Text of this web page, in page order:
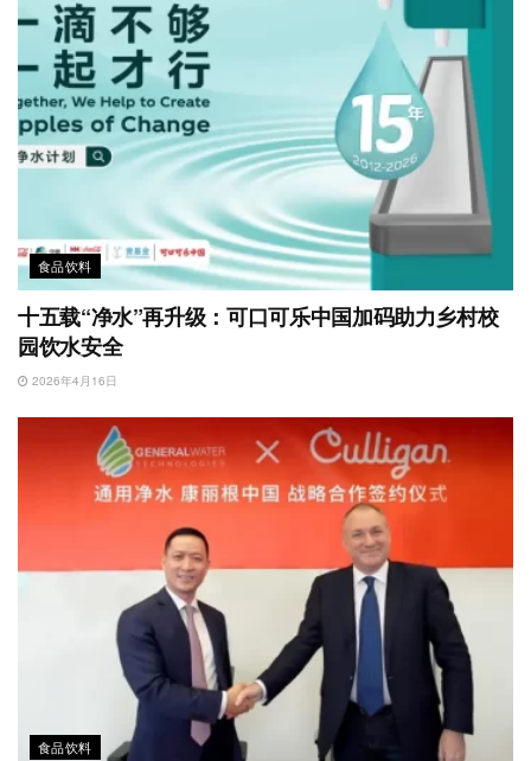
食品饮料
十五载“净水”再升级：可口可乐中国加码助力乡村校
园饮水安全
2026年4月16日
食品饮料